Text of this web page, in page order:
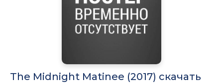
The Midnight Matinee (2017) скачать